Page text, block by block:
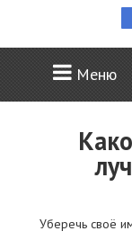
Меню
Уберечь своё